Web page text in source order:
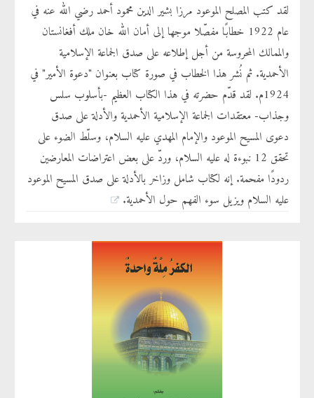
لقد كتب المصلح الموعود مرزا بشير الدين محمود أحمد رضي الله عنه في
عام 1922 خطابًا مفصّلا موجها إلى أمان الله خان ملك أفغانستان
والممالك المحروسة من أجل إطلاعه على صدق الجماعة الإسلامية
الأحمدية. ثم نُشر هذا الخطاب في صورة كتاب بعنوان "دعوة الأمير" في
1924م. لقد قدّم حضرته في هذا الكتاب العظيم -بأسلوب سلس
وجذاب- معتقدات الجماعة الإسلامية الأحمدية والأدلة على صدق
دعوى المسيح الموعود والإمام المهدي عليه السلام، وسلّط الضوء على
تحقق 12 نبوءة له عليه السلام، وردّ على بعض اعتراضات المعارضين
ردودًا مفحمة. إنه لكتاب شامل وزاخر بالأدلة على صدق المسيح الموعود
عليه السلام ويزيل سوء الفهم حول الأحمدية.